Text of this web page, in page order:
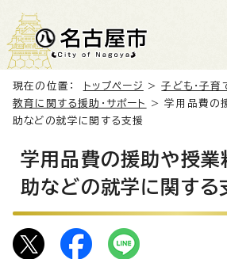
現在の位置： トップページ >子ども・子育
教育に関する援助・サポート
> 学用品費の
助などの就学に関する支援
学用品費の援助や授業
助などの就学に関する